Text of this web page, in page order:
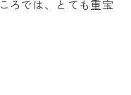
ろでは、とても重宝